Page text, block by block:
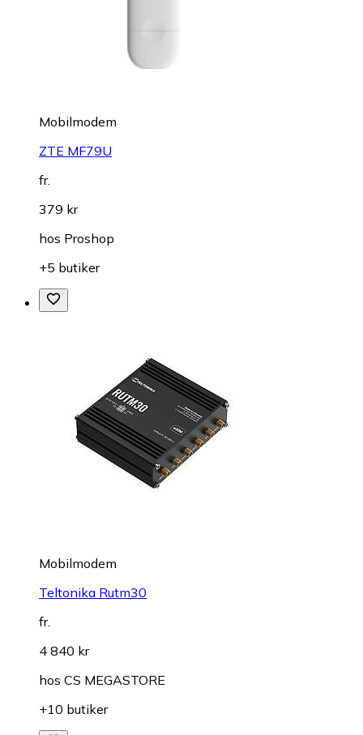
Mobilmodem
ZTE MF79U
fr.
379 kr
hos Proshop
+5 butiker
Mobilmodem
Teltonika Rutm30
fr.
4 840 kr
hos CS MEGASTORE
+10 butiker